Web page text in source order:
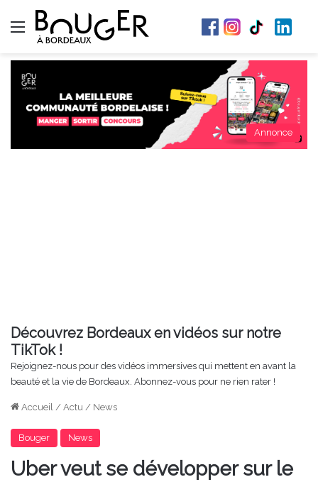
Menu
Annonce
Découvrez Bordeaux en vidéos sur notre
TikTok !
Rejoignez-nous pour des vidéos immersives qui mettent en avant la
beauté et la vie de Bordeaux. Abonnez-vous pour ne rien rater !
Accueil / Actu / News
Bouger News
Uber veut se développer sur le